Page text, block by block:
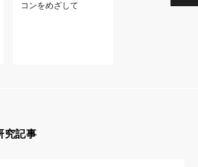
コンをめざして
究記事